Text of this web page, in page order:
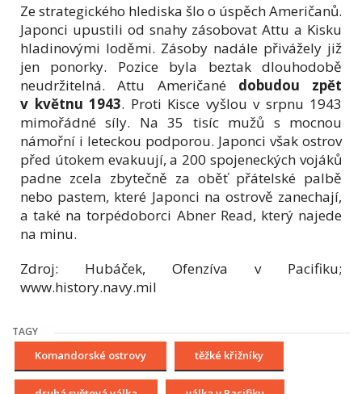
Ze strategického hlediska šlo o úspěch Američanů.
Japonci upustili od snahy zásobovat Attu a Kisku
hladinovými loděmi. Zásoby nadále přivážely již
jen ponorky. Pozice byla beztak dlouhodobě
neudržitelná. Attu Američané dobudou zpět
v květnu 1943. Proti Kisce vyšlou v srpnu 1943
mimořádné síly. Na 35 tisíc mužů s mocnou
námořní i leteckou podporou. Japonci však ostrov
před útokem evakuují, a 200 spojeneckých vojáků
padne zcela zbytečně za oběť přátelské palbě
nebo pastem, které Japonci na ostrově zanechají,
a také na torpédoborci Abner Read, který najede
na minu.
Zdroj: Hubáček, Ofenzíva v Pacifiku;
www.history.navy.mil
TAGY
Komandorské ostrovy těžké křižníky